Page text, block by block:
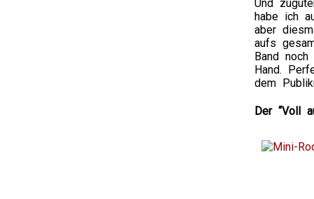
Und
habe ich
aber
aufs
Band
Hand.
dem
Der “Voll